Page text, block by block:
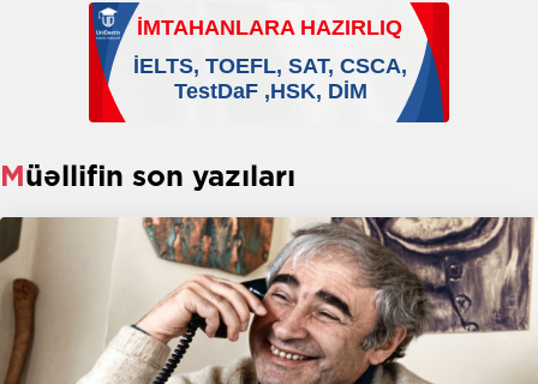
Müəllifin son yazıları